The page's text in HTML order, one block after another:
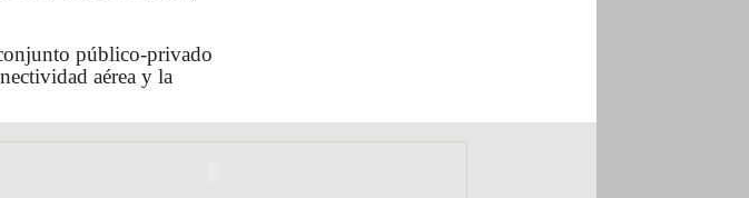
público-privado
aérea y la